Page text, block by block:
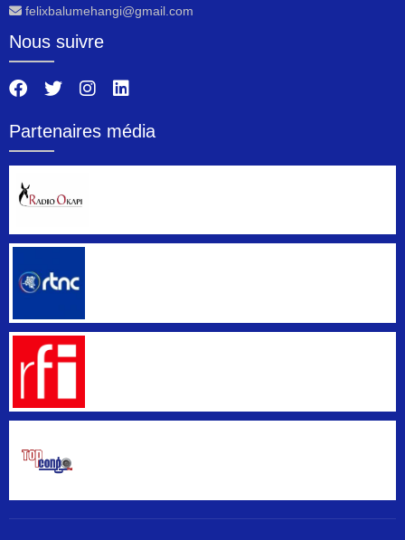
felixbalumehangi@gmail.com
Nous suivre
Partenaires média